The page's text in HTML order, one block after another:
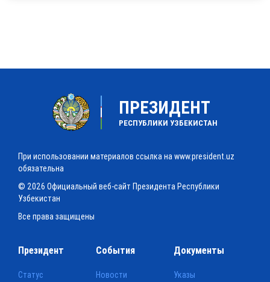
ПРЕЗИДЕНТ
РЕСПУБЛИКИ УЗБЕКИСТАН
При использовании материалов ссылка на www.president.uz
обязательна
© 2026 Официальный веб-сайт Президента Республики
Узбекистан
Все права защищены
Президент
Статус
События
Новости
Документы
Указы